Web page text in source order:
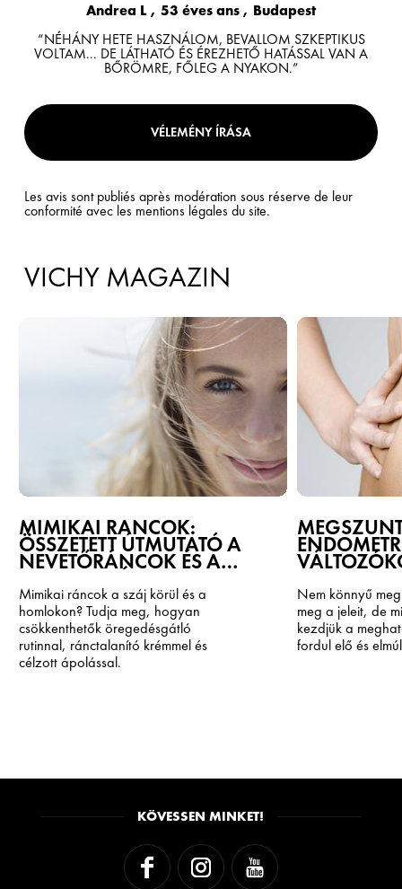
Andrea L , 53 éves ans , Budapest
“NÉHÁNY HETE HASZNÁLOM, BEVALLOM SZKEPTIKUS
VOLTAM... DE LÁTHATÓ ÉS ÉREZHETŐ HATÁSSAL VAN A
BŐRÖMRE, FŐLEG A NYAKON.”
VÉLEMÉNY ÍRÁSA
Les avis sont publiés après modération sous réserve de leur
conformité avec les mentions légales du site.
VICHY MAGAZIN
MIMIKAI RÁNCOK:
ÖSSZETETT ÚTMUTATÓ A
NEVETŐRÁNCOK ÉS A
HOMLOKRÁNCOK
MEGELŐZÉSÉÉRT ÉS
KORREKCIÓJÁÉRT
Mimikai ráncok a száj körül és a
homlokon? Tudja meg, hogyan
csökkenthetők öregedésgátló
rutinnal, ránctalanító krémmel és
célzott ápolással.
Nem könnyű
meg a jeleit, de
kezdjük a
fordul elő és
KÖVESSEN MINKET!